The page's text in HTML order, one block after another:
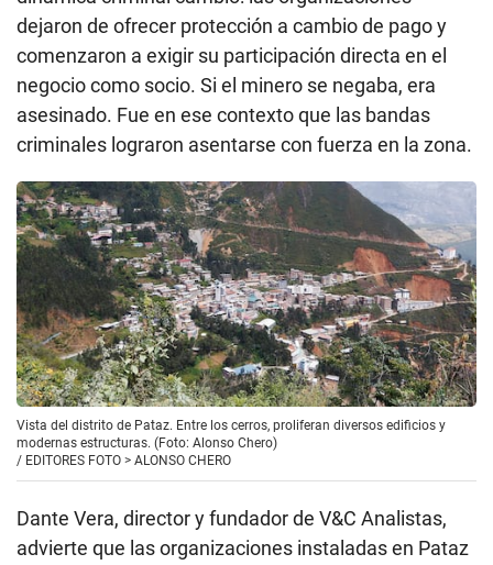
dejaron de ofrecer protección a cambio de pago y
comenzaron a exigir su participación directa en el
negocio como socio. Si el minero se negaba, era
asesinado. Fue en ese contexto que las bandas
criminales lograron asentarse con fuerza en la zona.
Vista del distrito de Pataz. Entre los cerros, proliferan diversos edificios y
modernas estructuras. (Foto: Alonso Chero)
/ EDITORES FOTO > ALONSO CHERO
Dante Vera, director y fundador de V&C Analistas,
advierte que las organizaciones instaladas en Pataz